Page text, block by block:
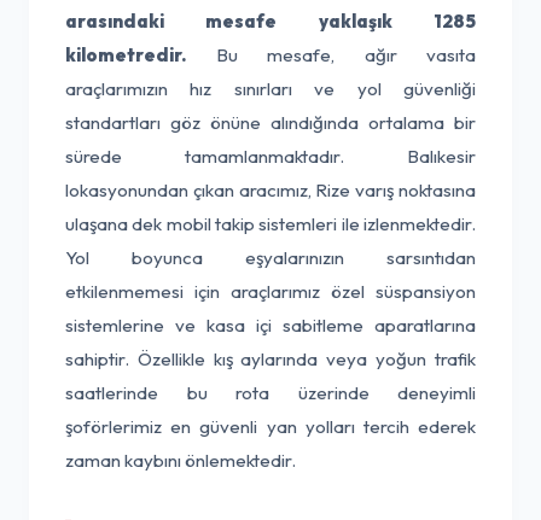
arasındaki mesafe yaklaşık 1285
kilometredir. Bu mesafe, ağır vasıta
araçlarımızın hız sınırları ve yol güvenliği
standartları göz önüne alındığında ortalama bir
sürede tamamlanmaktadır. Balıkesir
lokasyonundan çıkan aracımız, Rize varış noktasına
ulaşana dek mobil takip sistemleri ile izlenmektedir.
Yol boyunca eşyalarınızın sarsıntıdan
etkilenmemesi için araçlarımız özel süspansiyon
sistemlerine ve kasa içi sabitleme aparatlarına
sahiptir. Özellikle kış aylarında veya yoğun trafik
saatlerinde bu rota üzerinde deneyimli
şoförlerimiz en güvenli yan yolları tercih ederek
zaman kaybını önlemektedir.